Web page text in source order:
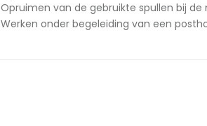
Opruimen van de gebruikte spullen bij
Werken onder begeleiding van een